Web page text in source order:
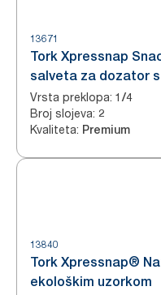
13671
Tork Xpressnap
salveta za dozator
Vrsta preklopa: 1/4
Broj slojeva: 2
Kvaliteta: Premium
13840
Tork Xpressnap®
ekološkim uzorkom